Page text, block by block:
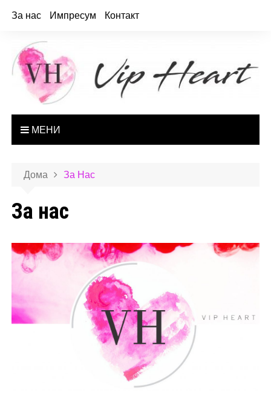
За нас Импресум Контакт
МЕНИ
Дома За Нас
За нас